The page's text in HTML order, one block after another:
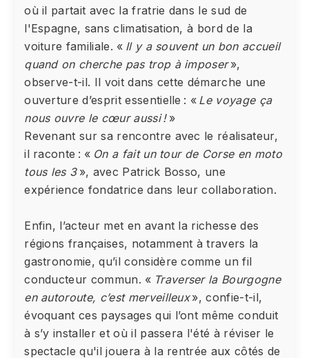
où il partait avec la fratrie dans le sud de
l'Espagne, sans climatisation, à bord de la
voiture familiale. « Il y a souvent un bon accueil
quand on cherche pas trop à imposer»,
observe-t-il. Il voit dans cette démarche une
ouverture d’esprit essentielle : « Le voyage ça
nous ouvre le cœur aussi !»
Revenant sur sa rencontre avec le réalisateur,
il raconte : « On a fait un tour de Corse en moto
tous les 3», avec Patrick Bosso, une
expérience fondatrice dans leur collaboration.
Enfin, l’acteur met en avant la richesse des
régions françaises, notamment à travers la
gastronomie, qu’il considère comme un fil
conducteur commun. « Traverser la Bourgogne
en autoroute, c’est merveilleux», confie-t-il,
évoquant ces paysages qui l’ont même conduit
à s’y installer et où il passera l'été à réviser le
spectacle qu'il jouera à la rentrée aux côtés de